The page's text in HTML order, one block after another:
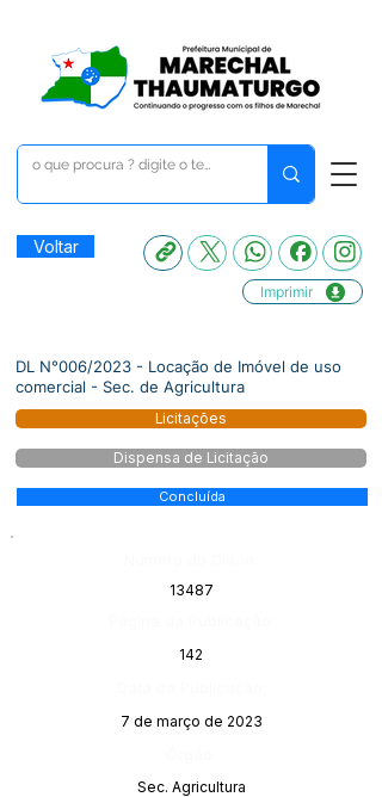
Voltar
Imprimir
DL N°006/2023 - Locação de Imóvel de uso
comercial - Sec. de Agricultura
Licitações
Dispensa de Licitação
Concluída
13487
142
7 de março de 2023
Sec. Agricultura